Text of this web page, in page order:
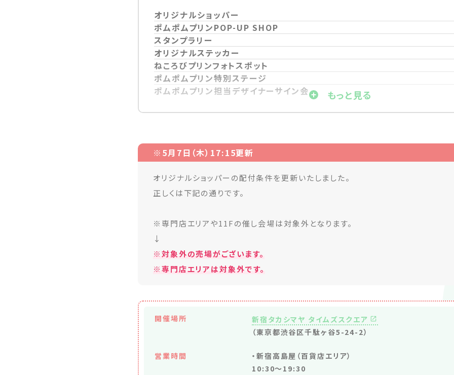
オリジナルショッパー
ポムポムプリンPOP-UP SHOP
スタンプラリー
オリジナルステッカー
ねころびプリンフォトスポット
ポムポムプリン特別ステージ
ポムポムプリン担当デザイナーサイン会
もっと見る
※5月7日（木）17:15更新
オリジナルショッパーの配付条件を更新いたしました。
正しくは下記の通りです。
※専門店エリアや11Fの催し会場は対象外となります。
↓
※対象外の売場がございます。
※専門店エリアは対象外です。
開催場所
新宿タカシマヤ タイムズスクエア
（東京都渋谷区千駄ヶ谷5-24-2）
営業時間
・新宿高島屋（百貨店エリア）
10:30～19:30